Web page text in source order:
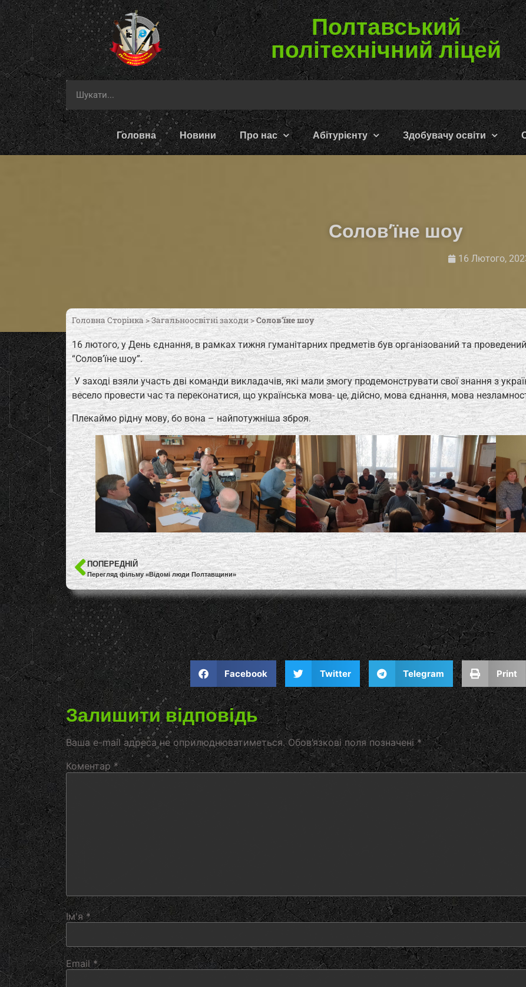
Полтавський
політехнічний ліцей
Головна Новини Про нас Абітурієнту Здобувачу освіти
Солов’їне шоу
16 Лютого,
Головна Сторінка >Загальноосвітні заходи>Солов’їне шоу
16 лютого, у День єднання, в рамках тижня гуманітарних предметів був організований та
“Солов’їне шоу”.
У заході взяли участь дві команди викладачів, які мали змогу продемонструвати свої знання з
весело провести час та переконатися, що українська мова- це, дійсно, мова єднання, мова
Плекаймо рідну мову, бо вона – найпотужніша зброя.
ПОПЕРЕДНІЙ
Перегляд фільму «Відомі люди Полтавщини»
Facebook Twitter Telegram Print
Залишити відповідь
Ваша e-mail адреса не оприлюднюватиметься. Обов’язкові поля позначені*
Коментар *
Ім'я*
Email*